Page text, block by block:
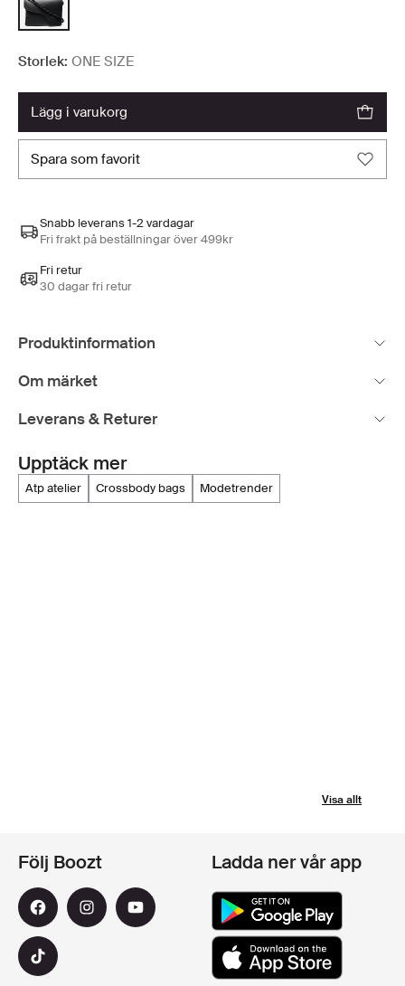
Storlek: ONE SIZE
lägg i varukorg
spara som favorit
Snabb leverans 1-2 vardagar
Fri frakt på beställningar över 499kr
Fri retur
30 dagar fri retur
Produktinformation
Om märket
Leverans & Returer
Upptäck mer
atp atelier crossbody bags modetrender
Visa allt
Följ Boozt Ladda ner vår app